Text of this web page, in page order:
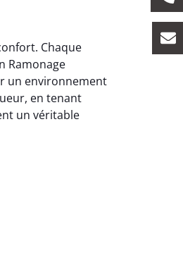
Chaque
Ramonage
un environnement
en tenant
un véritable